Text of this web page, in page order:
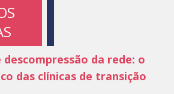
descompressão da rede: o
das clínicas de transição